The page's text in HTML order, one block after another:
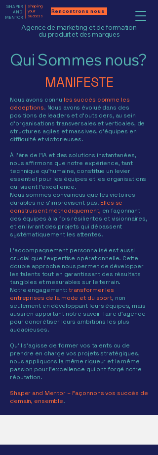
SHAPER
AND
MENTOR
shaping
your
success
Agence de marketing et de formation
du produit et des marques
Rencontrons nous
Qui Sommes nous?
MANIFESTE
Nous avons connu les succès comme les
déceptions. Nous avons évolué dans des
positions de leaders et d'outsiders, au sein
d'organisations transversales et verticales, de
structures agiles et massives, d'équipes en
difficulté et victorieuses.
À l'ère de l'IA et des solutions instantanées,
nous affirmons que notre expérience, tant
technique qu'humaine, constitue un levier
essentiel pour les équipes et les organisations
qui visent l'excellence.
Nous sommes convaincus que les victoires
durables ne s'improvisent pas. Elles se
construisent méthodiquement, en façonnant
des équipes à la fois résilientes et visionnaires,
et en livrant des projets qui dépassent
systématiquement les attentes.
L'accompagnement personnalisé est aussi
crucial que l'expertise opérationnelle. Cette
double approche nous permet de développer
les talents tout en garantissant des résultats
tangibles et mesurables sur le terrain.
Notre engagement: transformer les
entreprises de la mode et du sport, non
seulement en développant leurs équipes, mais
aussi en apportant notre savoir-faire d'agence
pour concrétiser leurs ambitions les plus
audacieuses.
Qu'il s'agisse de former vos talents ou de
prendre en charge vos projets stratégiques,
nous appliquons la même rigueur et la même
passion pour l'excellence qui ont forgé notre
réputation.
Shaper and Mentor – Façonnons vos succès de
demain, ensemble.